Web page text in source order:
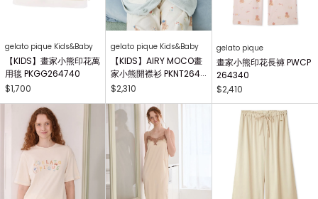
gelato pique Kids&Baby
【KIDS】畫家小熊印花萬
用毯 PKGG264740
$1,700
gelato pique Kids&Baby
【KIDS】AIRY MOCO畫
家小熊開襟衫 PKNT2644
63
$2,310
gelato pique
畫家小熊印花長褲 PWCP
264340
$2,410